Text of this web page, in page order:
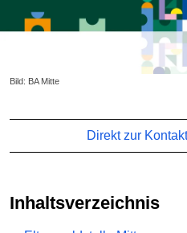
Bild: BA Mitte
Direkt zur
Inhaltsverzeichnis